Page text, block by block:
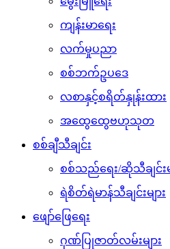
ကျန်းမာရေး
လက်မှုပညာ
စစ်ဘက်ဥပဒေ
လစာနှင့်စရိတ်နှုန်းထား
အထွေထွေဗဟုသုတ
စစ်ချီသီချင်း
စစ်သည်ရေး/ဆိုသီချင်းမ
ရဲစိတ်ရဲမာန်သီချင်းများ
ဖျော်ဖြေရေး
ဂုဏ်ပြုဇာတ်လမ်းများ